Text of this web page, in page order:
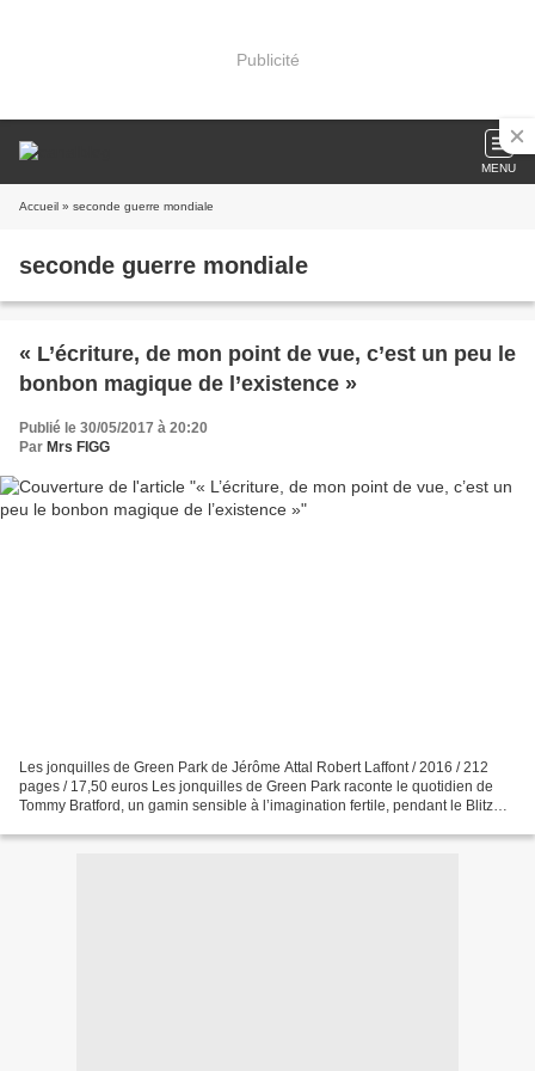
Publicité
MENU
Accueil » seconde guerre mondiale
seconde guerre mondiale
« L’écriture, de mon point de vue, c’est un peu le
bonbon magique de l’existence »
Publié le 30/05/2017 à 20:20
Par Mrs FIGG
Les jonquilles de Green Park de Jérôme Attal Robert Laffont / 2016 / 212
pages / 17,50 euros Les jonquilles de Green Park raconte le quotidien de
Tommy Bratford, un gamin sensible à l’imagination fertile, pendant le Blitz